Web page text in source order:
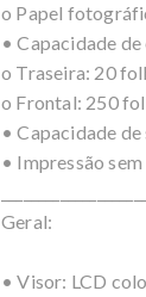
o Papel
• Capacidade
o Traseira: 20
o Frontal: 250
• Capacidade
• Impressão
Geral:
• Visor: LCD